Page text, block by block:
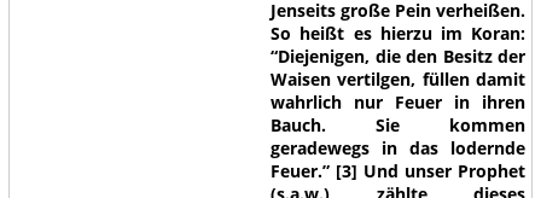
Jenseits große Pein verheißen.
So heißt es hierzu im Koran:
“Diejenigen, die den Besitz der
Waisen vertilgen, füllen damit
wahrlich nur Feuer in ihren
Bauch. Sie kommen
geradewegs in das lodernde
Feuer.” [3] Und unser Prophet